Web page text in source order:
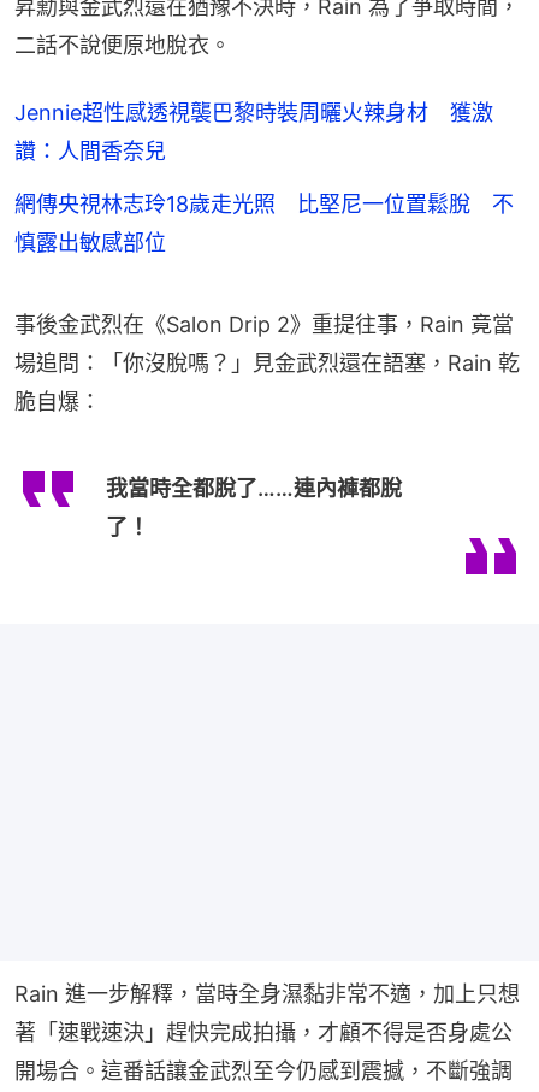
昇勳與金武烈還在猶豫不決時，Rain 為了爭取時間，
二話不說便原地脫衣。
Jennie超性感透視襲巴黎時裝周曬火辣身材 獲激
讚：人間香奈兒
網傳央視林志玲18歲走光照 比堅尼一位置鬆脫 不
慎露出敏感部位
事後金武烈在《Salon Drip 2》重提往事，Rain 竟當
場追問：「你沒脫嗎？」見金武烈還在語塞，Rain 乾
脆自爆：
我當時全都脫了……連內褲都脫
了！
Rain 進一步解釋，當時全身濕黏非常不適，加上只想
著「速戰速決」趕快完成拍攝，才顧不得是否身處公
開場合。這番話讓金武烈至今仍感到震撼，不斷強調